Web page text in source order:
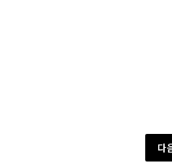
다